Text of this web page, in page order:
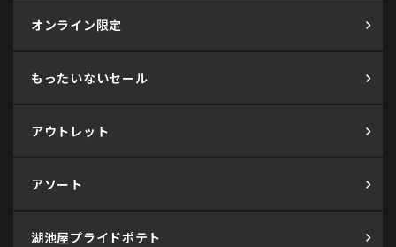
オンライン限定
もったいないセール
アウトレット
アソート
湖池屋プライドポテト